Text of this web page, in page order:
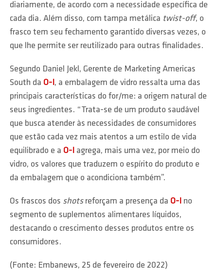
diariamente, de acordo com a necessidade específica de
cada dia. Além disso, com tampa metálica twist-off, o
frasco tem seu fechamento garantido diversas vezes, o
que lhe permite ser reutilizado para outras finalidades.
Segundo Daniel Jekl, Gerente de Marketing Americas
South da O-I, a embalagem de vidro ressalta uma das
principais características do for/me: a origem natural de
seus ingredientes. “Trata-se de um produto saudável
que busca atender às necessidades de consumidores
que estão cada vez mais atentos a um estilo de vida
equilibrado e a O-I agrega, mais uma vez, por meio do
vidro, os valores que traduzem o espírito do produto e
da embalagem que o acondiciona também”.
Os frascos dos shotsreforçam a presença da O-I no
segmento de suplementos alimentares líquidos,
destacando o crescimento desses produtos entre os
consumidores.
(Fonte: Embanews, 25 de fevereiro de 2022)